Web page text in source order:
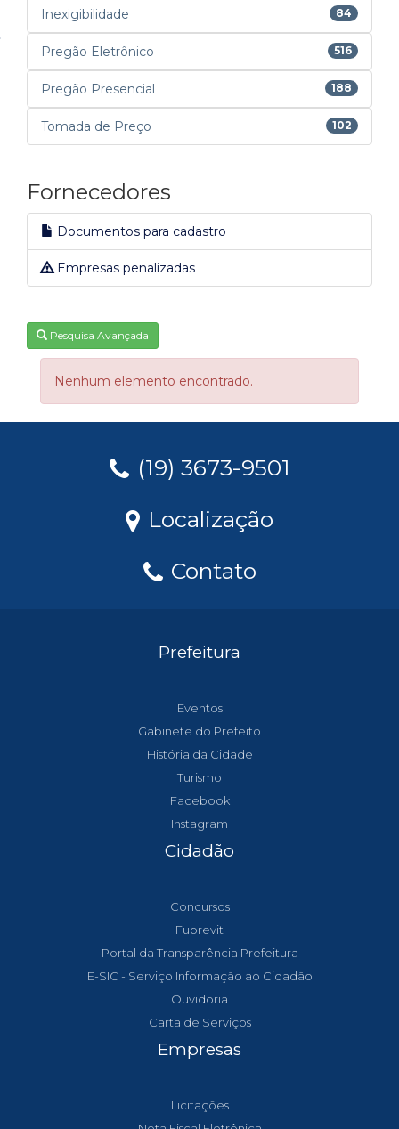
Inexigibilidade 84
Pregão Eletrônico 516
Pregão Presencial 188
Tomada de Preço 102
Fornecedores
Documentos para cadastro
Empresas penalizadas
Pesquisa Avançada
Nenhum elemento encontrado.
(19) 3673-9501
Localização
Contato
Prefeitura
Eventos
Gabinete do Prefeito
História da Cidade
Turismo
Facebook
Instagram
Cidadão
Concursos
Fuprevit
Portal da Transparência Prefeitura
E-SIC - Serviço Informação ao Cidadão
Ouvidoria
Carta de Serviços
Empresas
Licitações